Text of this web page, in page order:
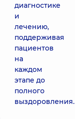
диагностике
и
лечению,
поддерживая
пациентов
на
каждом
этапе до
полного
выздоровления.